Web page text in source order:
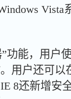
Vista
功能，用户
用户还可以
8还新增安